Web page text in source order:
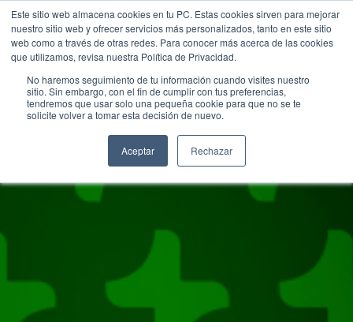
Este sitio web almacena cookies en tu PC. Estas cookies sirven para mejorar
nuestro sitio web y ofrecer servicios más personalizados, tanto en este sitio
web como a través de otras redes. Para conocer más acerca de las cookies
que utilizamos, revisa nuestra Política de Privacidad.
No haremos seguimiento de tu información cuando visites nuestro
sitio. Sin embargo, con el fin de cumplir con tus preferencias,
tendremos que usar solo una pequeña cookie para que no se te
solicite volver a tomar esta decisión de nuevo.
Aceptar Rechazar
Pasar
contenido
principal
SALTAR A CONTENIDO